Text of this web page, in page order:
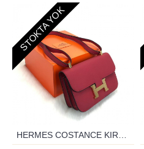
STOKTA YOK